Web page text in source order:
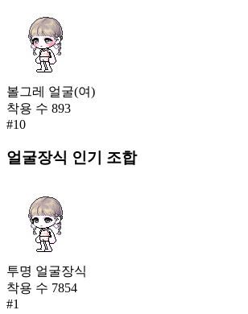
볼그레 얼굴(여)
착용 수 893
#10
얼굴장식 인기 조합
투명 얼굴장식
착용 수 7854
#1